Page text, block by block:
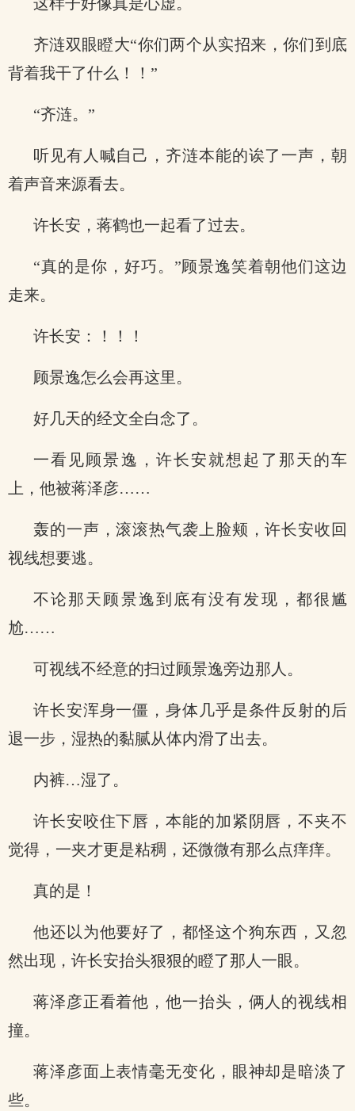
齐涟双眼瞪大“你们两个从实招来，你们到底
背着我干了什么！！”
“齐涟。”
听见有人喊自己，齐涟本能的诶了一声，朝
着声音来源看去。
许长安，蒋鹤也一起看了过去。
“真的是你，好巧。”顾景逸笑着朝他们这边
走来。
许长安：！！！
顾景逸怎么会再这里。
好几天的经文全白念了。
一看见顾景逸，许长安就想起了那天的车
上，他被蒋泽彦……
轰的一声，滚滚热气袭上脸颊，许长安收回
视线想要逃。
不论那天顾景逸到底有没有发现，都很尴
尬……
可视线不经意的扫过顾景逸旁边那人。
许长安浑身一僵，身体几乎是条件反射的后
退一步，湿热的黏腻从体内滑了出去。
内裤…湿了。
许长安咬住下唇，本能的加紧阴唇，不夹不
觉得，一夹才更是粘稠，还微微有那么点痒痒。
真的是！
他还以为他要好了，都怪这个狗东西，又忽
然出现，许长安抬头狠狠的瞪了那人一眼。
蒋泽彦正看着他，他一抬头，俩人的视线相
撞。
蒋泽彦面上表情毫无变化，眼神却是暗淡了
些。